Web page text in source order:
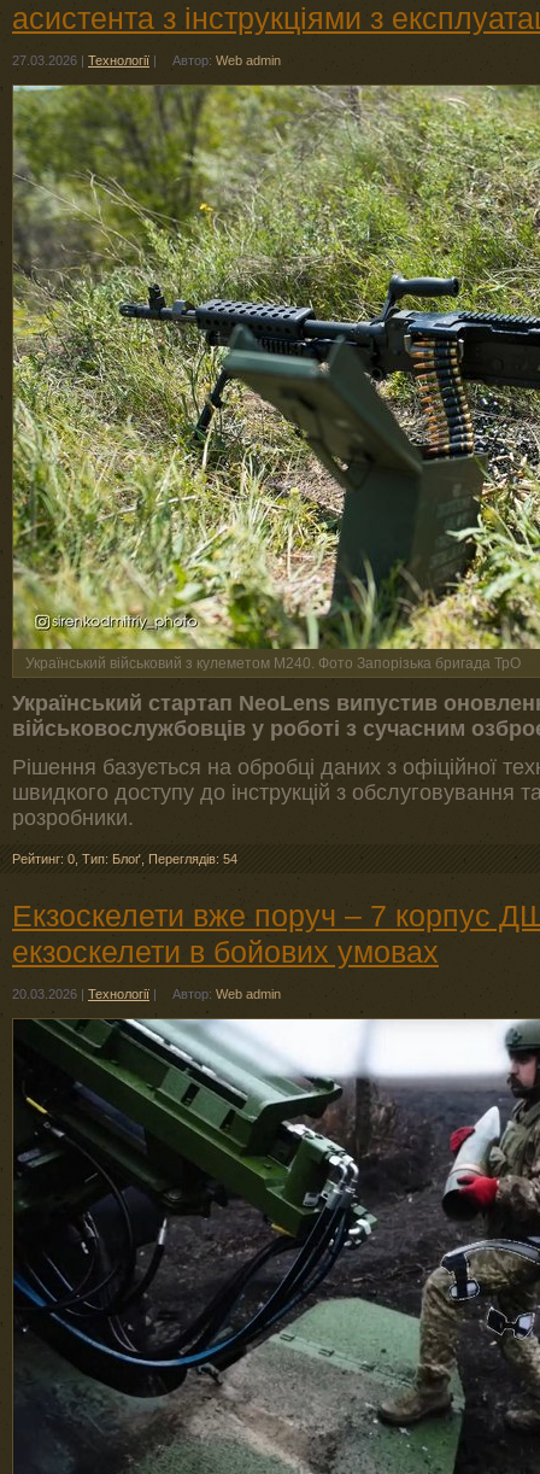
асистента з інструкціями з
27.03.2026 | Технології | Автор: Web admin
Український військовий з кулеметом M240. Фото Запорізька бригада ТрО
Український стартап NeoLens випустив
військовослужбовців у роботі з сучасним
Рішення базується на обробці даних з офіційної
швидкого доступу до інструкцій з обслуговування
розробники.
Рейтинг: 0 Тип: Блоґ Переглядів: 54
Екзоскелети вже поруч – 7 корпус
екзоскелети в бойових умовах
20.03.2026 | Технології | Автор: Web admin